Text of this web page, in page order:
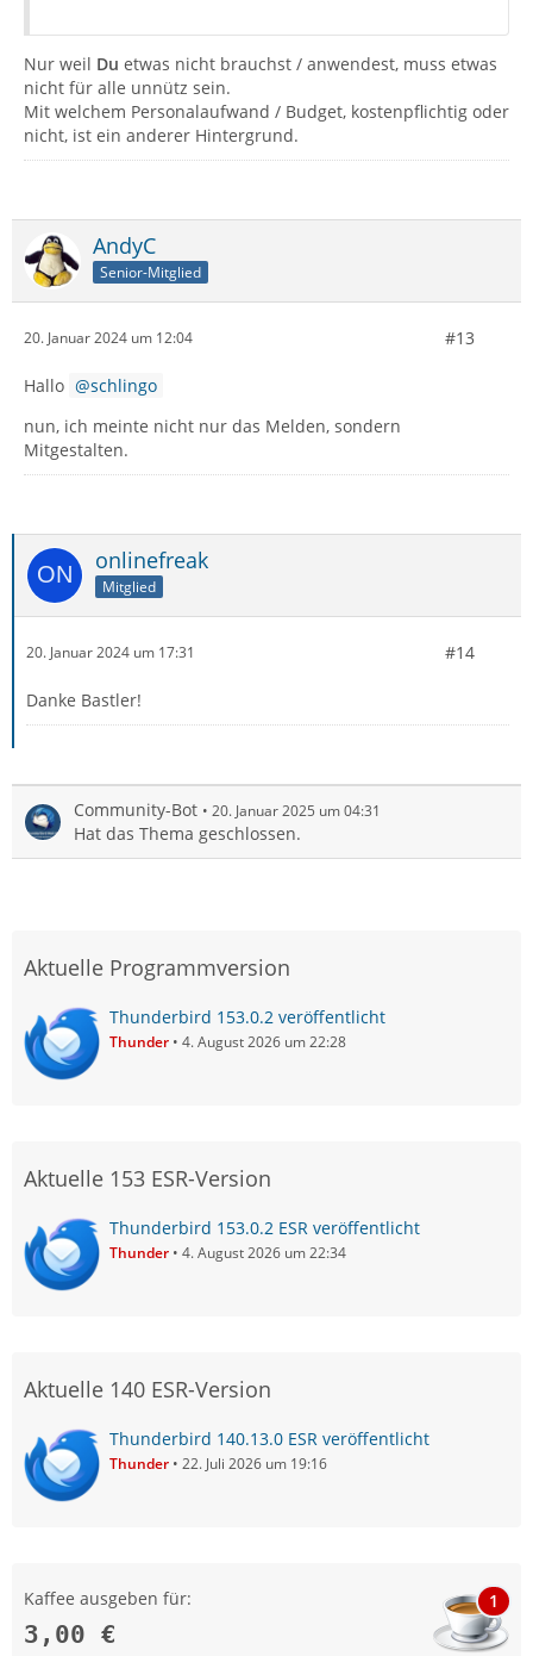
Nur weil Du etwas nicht brauchst / anwendest, muss etwas
nicht für alle unnütz sein.
Mit welchem Personalaufwand / Budget, kostenpflichtig oder
nicht, ist ein anderer Hintergrund.
AndyC
Senior-Mitglied
20. Januar 2024 um 12:04 #13
Hallo
schlingo
nun, ich meinte nicht nur das Melden, sondern
Mitgestalten.
onlinefreak
Mitglied
20. Januar 2024 um 17:31 #14
Danke Bastler!
Community-Bot 20. Januar 2025 um 04:31
Hat das Thema geschlossen.
Aktuelle Programmversion
Thunderbird 153.0.2 veröffentlicht
Thunder 4. August 2026 um 22:28
Aktuelle 153 ESR-Version
Thunderbird 153.0.2 ESR veröffentlicht
Thunder 4. August 2026 um 22:34
Aktuelle 140 ESR-Version
Thunderbird 140.13.0 ESR veröffentlicht
Thunder 22. Juli 2026 um 19:16
Kaffee ausgeben für:
3,00 €
1